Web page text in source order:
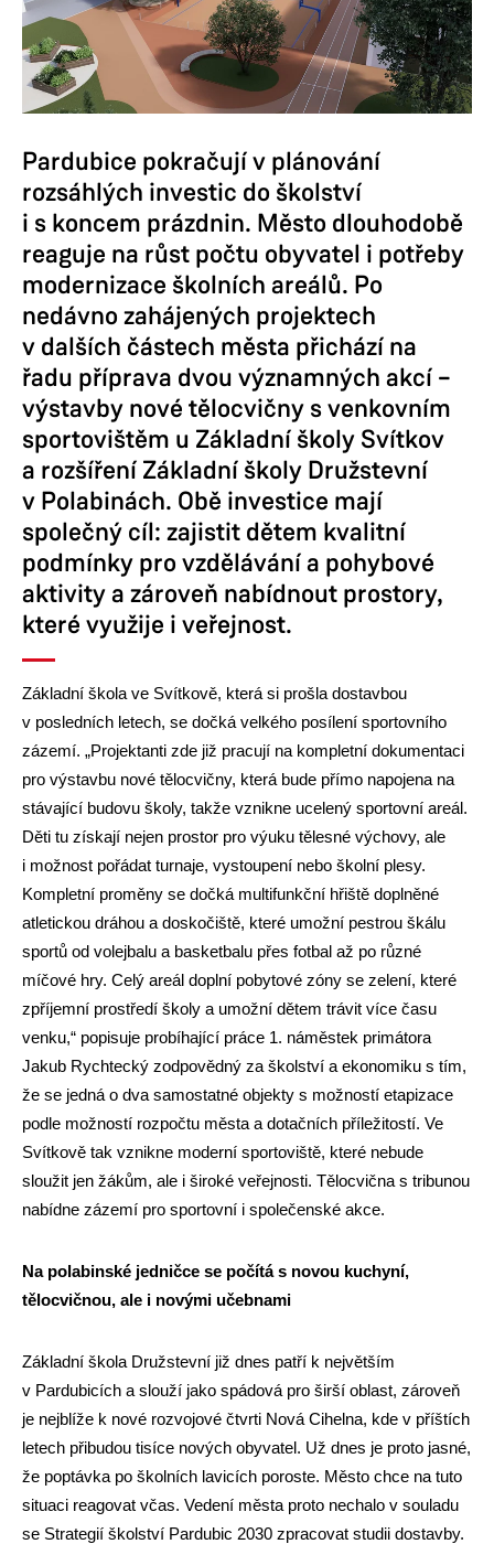
Pardubice pokračují v plánování
rozsáhlých investic do školství
i s koncem prázdnin. Město dlouhodobě
reaguje na růst počtu obyvatel i potřeby
modernizace školních areálů. Po
nedávno zahájených projektech
v dalších částech města přichází na
řadu příprava dvou významných akcí –
výstavby nové tělocvičny s venkovním
sportovištěm u Základní školy Svítkov
a rozšíření Základní školy Družstevní
v Polabinách. Obě investice mají
společný cíl: zajistit dětem kvalitní
podmínky pro vzdělávání a pohybové
aktivity a zároveň nabídnout prostory,
které využije i veřejnost.
Základní škola ve Svítkově, která si prošla dostavbou
v posledních letech, se dočká velkého posílení sportovního
zázemí. „Projektanti zde již pracují na kompletní dokumentaci
pro výstavbu nové tělocvičny, která bude přímo napojena na
stávající budovu školy, takže vznikne ucelený sportovní areál.
Děti tu získají nejen prostor pro výuku tělesné výchovy, ale
i možnost pořádat turnaje, vystoupení nebo školní plesy.
Kompletní proměny se dočká multifunkční hřiště doplněné
atletickou dráhou a doskočiště, které umožní pestrou škálu
sportů od volejbalu a basketbalu přes fotbal až po různé
míčové hry. Celý areál doplní pobytové zóny se zelení, které
zpříjemní prostředí školy a umožní dětem trávit více času
venku,“ popisuje probíhající práce 1. náměstek primátora
Jakub Rychtecký zodpovědný za školství a ekonomiku s tím,
že se jedná o dva samostatné objekty s možností etapizace
podle možností rozpočtu města a dotačních příležitostí. Ve
Svítkově tak vznikne moderní sportoviště, které nebude
sloužit jen žákům, ale i široké veřejnosti. Tělocvična s tribunou
nabídne zázemí pro sportovní i společenské akce.
Na polabinské jedničce se počítá s novou kuchyní,
tělocvičnou, ale i novými učebnami
Základní škola Družstevní již dnes patří k největším
v Pardubicích a slouží jako spádová pro širší oblast, zároveň
je nejblíže k nové rozvojové čtvrti Nová Cihelna, kde v příštích
letech přibudou tisíce nových obyvatel. Už dnes je proto jasné,
že poptávka po školních lavicích poroste. Město chce na tuto
situaci reagovat včas. Vedení města proto nechalo v souladu
se Strategií školství Pardubic 2030 zpracovat studii dostavby.